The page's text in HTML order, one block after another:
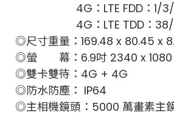
4G：LTE FDD：1/3/
4G：LTE TDD：38/
◎尺寸重量：169.48 x 80.45 x
◎螢 幕：6.9吋 2340 x 1080
◎雙卡雙待：4G + 4G
◎防水防塵： IP64
◎主相機鏡頭：5000 萬畫素主